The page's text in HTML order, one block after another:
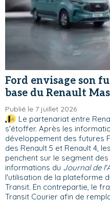
Ford envisage son
base du Renault
Publié le 7 juillet 2026
Le partenariat entre
s'étoffer. Après les
développement des futures
des Renault 5 et Renault 4,
penchent sur le segment
informations du Journal de
l'utilisation de la plateforme
Transit. En contrepartie, le
Transit Courier afin de